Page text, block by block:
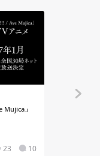
Mujica」
23 10